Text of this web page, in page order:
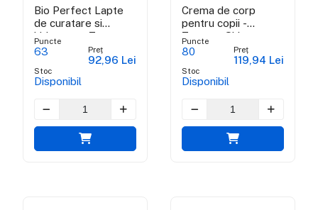
Bio Perfect Lapte
de curatare si
hidratare - Tuscany
Shine Collection
Puncte
63
Stoc
Disponibil
Preț
92,96 Lei
Crema de corp
pentru copii -
Tuscany Shine
Collection
Puncte
80
Stoc
Disponibil
Preț
119,94 Lei